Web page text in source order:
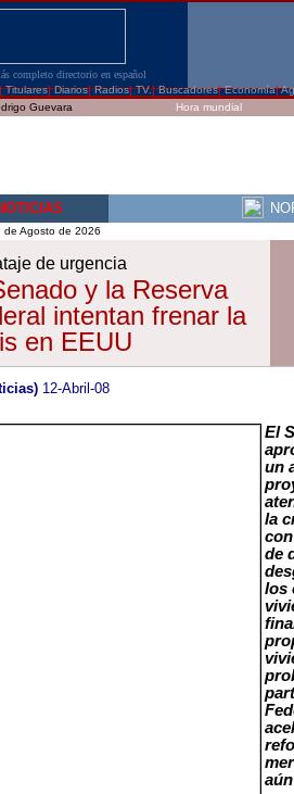
completo directorio en español
|Titulares| Diarios| Radios| TV.|Buscadores|Economía|
Guevara Hora mundial
de Agosto de 2026
de urgencia
y la Reserva
intentan frenar la
en EEUU
12-Abril-08
El
un
la
de
los